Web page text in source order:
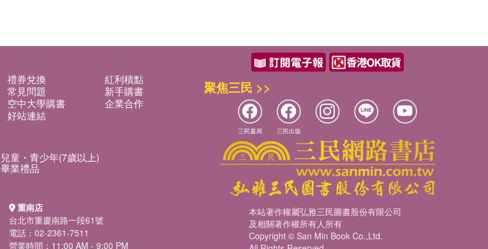
禮券兌換
紅利積點
常見問題
新手購書
空中大學購書
企業合作
好站連結
兒童・青少年(7歲以上)
畢業禮品
重南店
台北市重慶南路一段61號
電話：02-2361-7511
營業時間：11:00 AM - 9:00 PM
聚焦三民 >>
三民書局 三民出版
本站著作權屬弘雅三民圖書股份有限公司
及相關著作權所有人所有
Copyright © San Min Book Co.,Ltd.